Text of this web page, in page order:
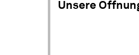
Unsere